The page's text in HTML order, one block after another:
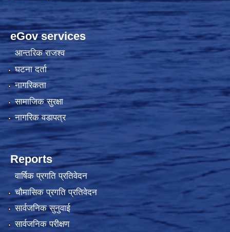
eGov services
आन्तरिक राजश्व
घटना दर्ता
नागरिकता
सामाजिक सुरक्षा
नागरिक वडापत्र
Reports
वार्षिक प्रगति प्रतिवेदन
चौमासिक प्रगति प्रतिवेदन
सार्वजनिक सुनुवाई
सार्वजनिक परीक्षण